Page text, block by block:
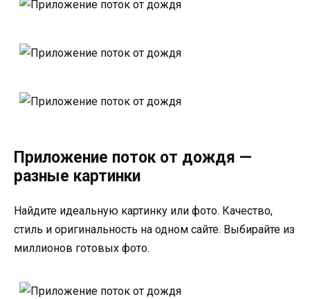
Приложение поток от дождя —
разные картинки
Найдите идеальную картинку или фото. Качество,
стиль и оригинальность на одном сайте. Выбирайте из
миллионов готовых фото.